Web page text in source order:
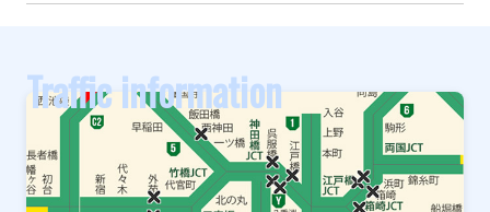
Traffic information